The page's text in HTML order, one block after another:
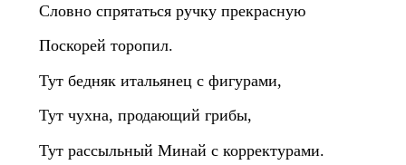
Словно спрятаться ручку прекрасную
Поскорей торопил.
Тут бедняк итальянец с фигурами,
Тут чухна, продающий грибы,
Тут рассыльный Минай с корректурами.